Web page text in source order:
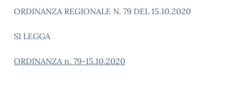
ORDINANZA REGIONALE N. 79 DEL 15.10.2020
SI LEGGA
ORDINANZA n. 79-15.10.2020